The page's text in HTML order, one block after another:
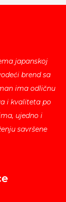
japanskoj
brend sa
ima odličnu
i kvaliteta po
ujedno i
savršene